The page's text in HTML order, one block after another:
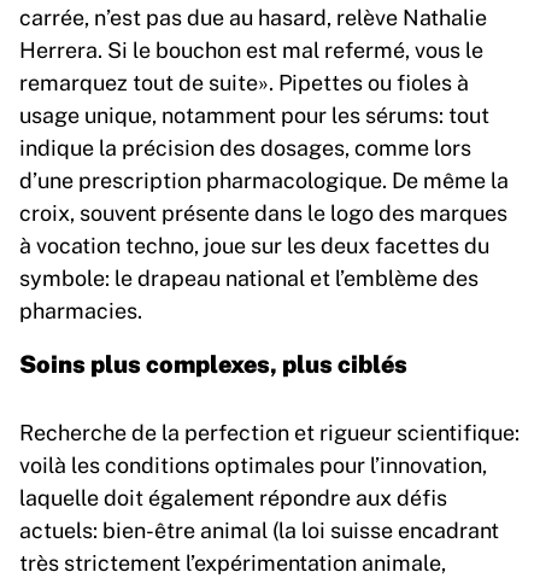
carrée, n’est pas due au hasard, relève Nathalie
Herrera. Si le bouchon est mal refermé, vous le
remarquez tout de suite». Pipettes ou fioles à
usage unique, notamment pour les sérums: tout
indique la précision des dosages, comme lors
d’une prescription pharmacologique. De même la
croix, souvent présente dans le logo des marques
à vocation techno, joue sur les deux facettes du
symbole: le drapeau national et l’emblème des
pharmacies.
Soins plus complexes, plus ciblés
Recherche de la perfection et rigueur scientifique:
voilà les conditions optimales pour l’innovation,
laquelle doit également répondre aux défis
actuels: bien-être animal (la loi suisse encadrant
très strictement l’expérimentation animale,